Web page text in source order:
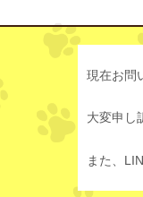
現在お問
大変申し
また、